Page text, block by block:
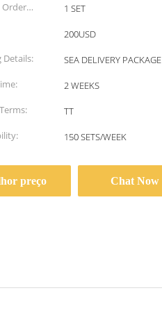
1 SET
200USD
Details:
SEA DELIVERY PACKAGE
2 WEEKS
TT
150 SETS/WEEK
preço Chat Now